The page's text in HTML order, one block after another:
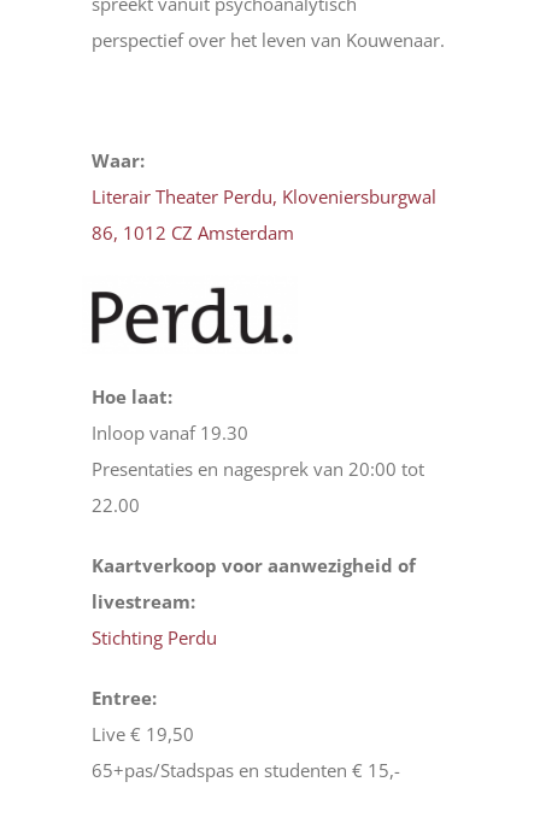
perspectief over het leven van Kouwenaar.
Waar:
Literair Theater Perdu, Kloveniersburgwal
86, 1012 CZ Amsterdam
Hoe laat:
Inloop vanaf 19.30
Presentaties en nagesprek van 20:00 tot
22.00
Kaartverkoop voor aanwezigheid of
livestream:
Stichting Perdu
Entree:
Live € 19,50
65+pas/Stadspas en studenten € 15,-